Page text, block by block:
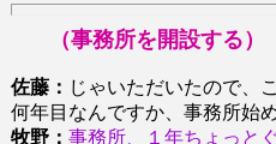
（事務所を開設する）
佐藤： じゃいただいたので、
何年目なんですか、事務所始
牧野： 事務所、１年ちょっと